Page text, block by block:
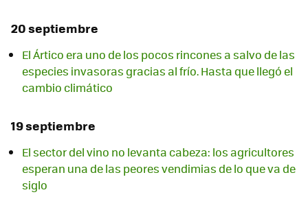
20 septiembre
El Ártico era uno de los pocos rincones a salvo de las
especies invasoras gracias al frío. Hasta que llegó el
cambio climático
19 septiembre
El sector del vino no levanta cabeza: los agricultores
esperan una de las peores vendimias de lo que va de
siglo